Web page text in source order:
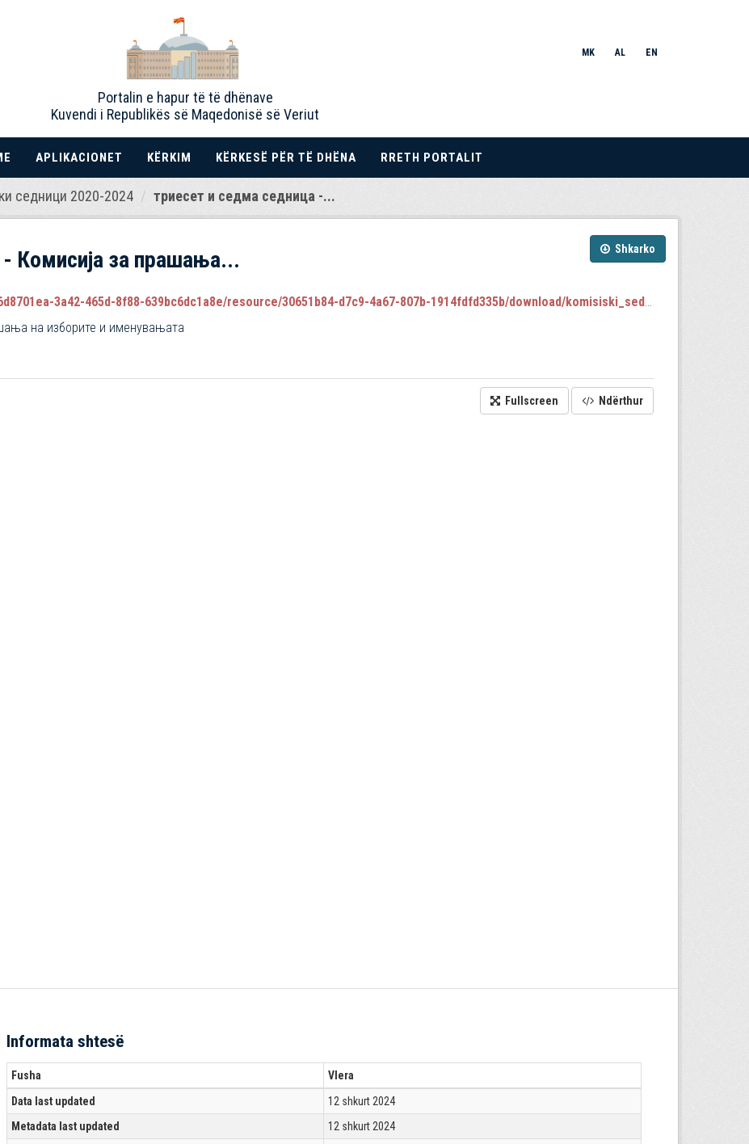
Portalin e hapur të të dhënave
Kuvendi i Republikës së Maqedonisë së Veriut
MK AL EN
APLIKACIONET KËRKIM KËRKESË PËR TË DHËNA RRETH PORTALIT
седници 2020-2024 триесет и седма седница -...
Shkarko
Комисија за прашања...
3a42-465d-8f88-639bc6dc1a8e/resource/30651b84-d7c9-4a67-807b-1914fdfd335b/download/komisiski_sednici.json
на изборите и именувањата
Fullscreen Ndërthur
Informata shtesë
Fusha
Vlera
Data last updated
12 shkurt 2024
Metadata last updated
12 shkurt 2024